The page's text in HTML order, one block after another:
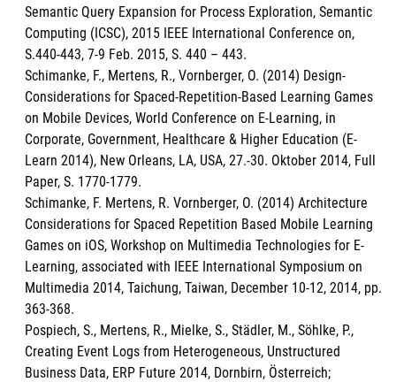
Semantic Query Expansion for Process Exploration, Semantic
Computing (ICSC), 2015 IEEE International Conference on,
S.440-443, 7-9 Feb. 2015, S. 440 – 443.
Schimanke, F., Mertens, R., Vornberger, O. (2014) Design-
Considerations for Spaced-Repetition-Based Learning Games
on Mobile Devices, World Conference on E-Learning, in
Corporate, Government, Healthcare & Higher Education (E-
Learn 2014), New Orleans, LA, USA, 27.-30. Oktober 2014, Full
Paper, S. 1770-1779.
Schimanke, F. Mertens, R. Vornberger, O. (2014) Architecture
Considerations for Spaced Repetition Based Mobile Learning
Games on iOS, Workshop on Multimedia Technologies for E-
Learning, associated with IEEE International Symposium on
Multimedia 2014, Taichung, Taiwan, December 10-12, 2014, pp.
363-368.
Pospiech, S., Mertens, R., Mielke, S., Städler, M., Söhlke, P.,
Creating Event Logs from Heterogeneous, Unstructured
Business Data, ERP Future 2014, Dornbirn, Österreich;